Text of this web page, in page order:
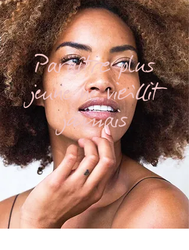
Paraître plus
jeune ne vieillit
jamais